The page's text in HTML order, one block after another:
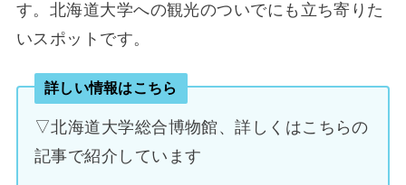
す。北海道大学への観光のついでにも立ち寄りた
いスポットです。
詳しい情報はこちら
▽北海道大学総合博物館、詳しくはこちらの
記事で紹介しています